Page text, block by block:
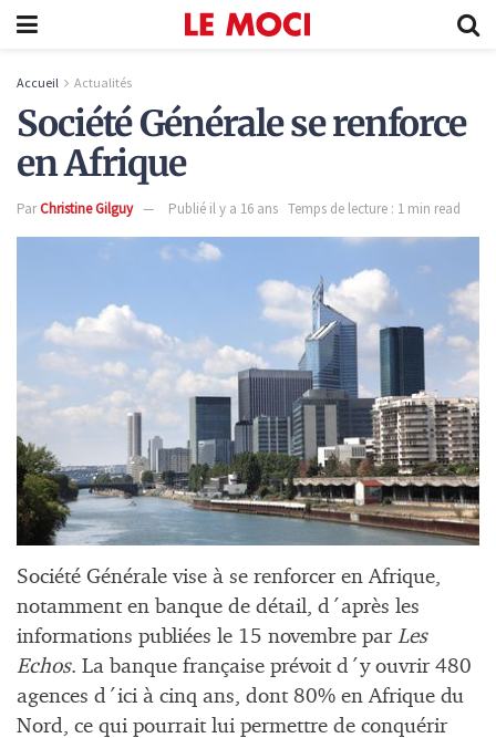
Accueil Actualités
Société Générale se renforce
en Afrique
ParChristine Gilguy Publié il y a 16 ans Temps de lecture : 1 min read
Société Générale vise à se renforcer en Afrique,
notamment en banque de détail, d´après les
informations publiées le 15 novembre parLes
Echos. La banque française prévoit d´y ouvrir 480
agences d´ici à cinq ans, dont 80% en Afrique du
Nord, ce qui pourrait lui permettre de conquérir